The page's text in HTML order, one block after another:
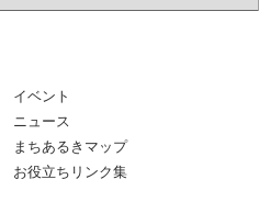
イベント
ニュース
まちあるきマップ
お役立ちリンク集